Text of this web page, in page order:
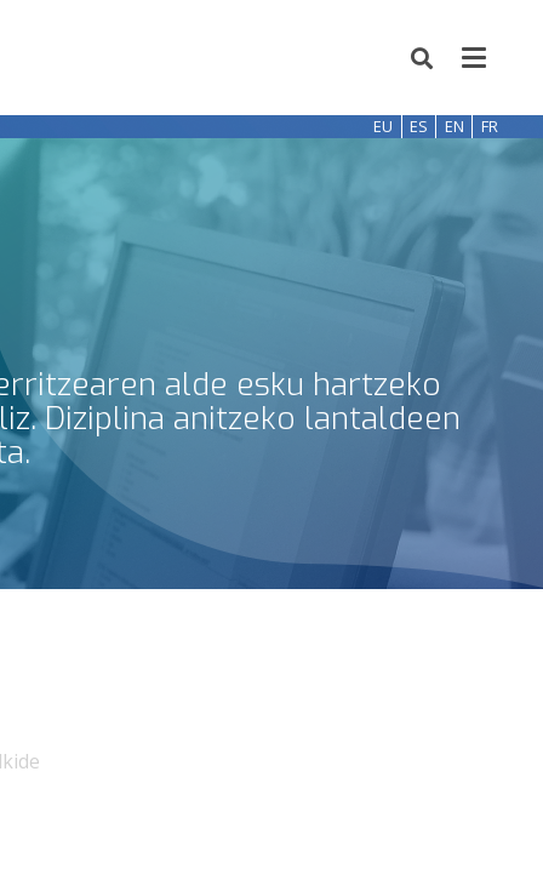
EU ES EN FR
alde esku hartzeko
Diziplina anitzeko lantaldeen